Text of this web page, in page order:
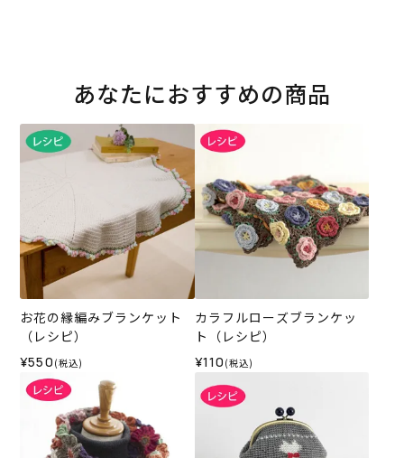
あなたにおすすめの商品
お花の縁編みブランケット
（レシピ）
¥550 (税込)
カラフルローズブランケッ
ト（レシピ）
¥110 (税込)